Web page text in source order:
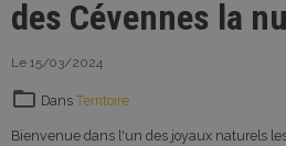
des Cévennes la
Le 15/03/2024
Dans Territoire
Bienvenue dans l'un des joyaux naturels